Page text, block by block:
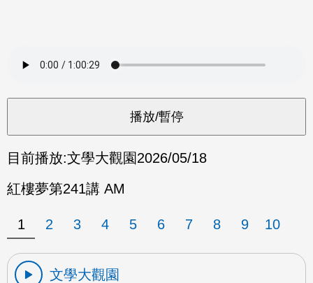
目前播放:文學大觀園2026/05/18
紅樓夢第241講 AM
1 2 3 4 5 6 7 8 9 10
文學大觀園